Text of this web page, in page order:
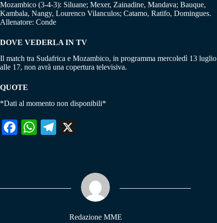
Mozambico (3-4-3): Siluane; Mexer, Zainadine, Mandava; Bauque,
Kambala, Nangy, Lourenco Vilanculos; Catamo, Ratifo, Domingues.
Allenatore: Conde
DOVE VEDERLA IN TV
Il match tra Sudafrica e Mozambico, in programma mercoledì 13 luglio
alle 17, non avrà una copertura televisiva.
QUOTE
*Dati al momento non disponibili*
Fa W
pp
Te
m
Redazione MME